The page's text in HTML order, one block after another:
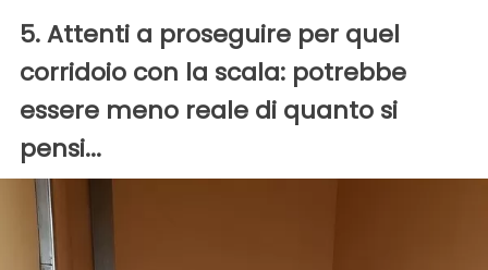
5. Attenti a proseguire per quel
corridoio con la scala: potrebbe
essere meno reale di quanto si
pensi...